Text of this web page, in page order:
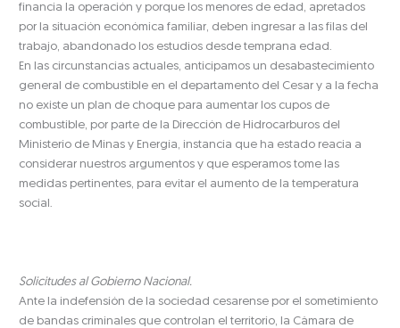
financia la operación y porque los menores de edad, apretados
por la situación económica familiar, deben ingresar a las filas del
trabajo, abandonado los estudios desde temprana edad.
En las circunstancias actuales, anticipamos un desabastecimiento
general de combustible en el departamento del Cesar y a la fecha
no existe un plan de choque para aumentar los cupos de
combustible, por parte de la Dirección de Hidrocarburos del
Ministerio de Minas y Energía, instancia que ha estado reacia a
considerar nuestros argumentos y que esperamos tome las
medidas pertinentes, para evitar el aumento de la temperatura
social.
Solicitudes al Gobierno Nacional.
Ante la indefensión de la sociedad cesarense por el sometimiento
de bandas criminales que controlan el territorio, la Cámara de